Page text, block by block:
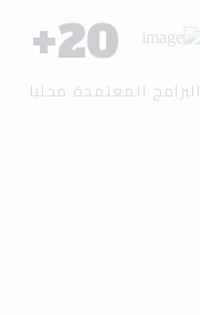
25
+
البرامج المعتمدة محليا